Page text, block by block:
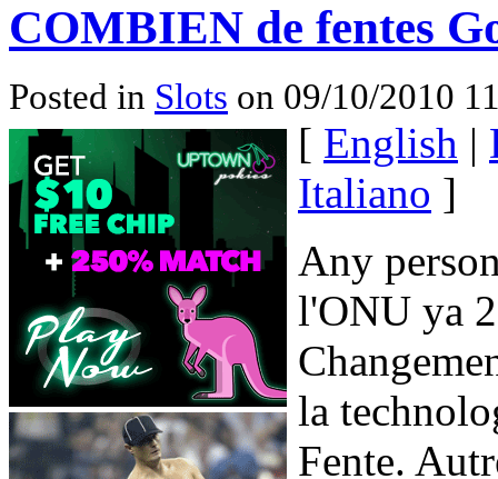
COMBIEN de fentes
Posted in Slots on 09/10/2010
[ English |
Italiano ]
Any
l'ONU ya
la
Fente.